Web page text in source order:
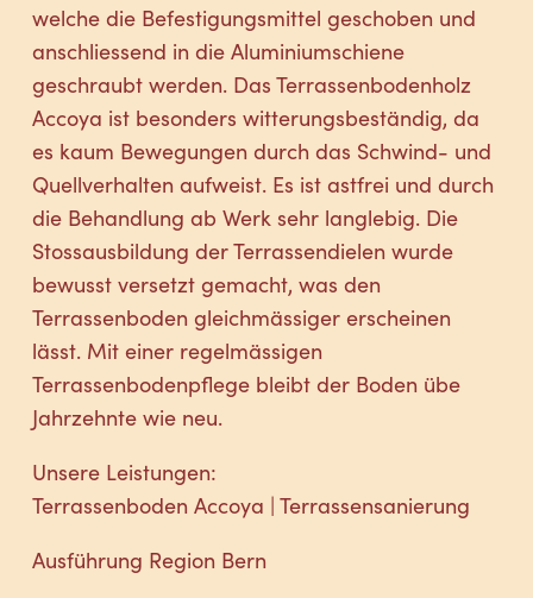
welche die Befestigungsmittel geschoben und
anschliessend in die Aluminiumschiene
geschraubt werden. Das Terrassenbodenholz
Accoya ist besonders witterungsbeständig, da
es kaum Bewegungen durch das Schwind- und
Quellverhalten aufweist. Es ist astfrei und durch
die Behandlung ab Werk sehr langlebig. Die
Stossausbildung der Terrassendielen wurde
bewusst versetzt gemacht, was den
Terrassenboden gleichmässiger erscheinen
lässt. Mit einer regelmässigen
Terrassenbodenpflege bleibt der Boden übe
Jahrzehnte wie neu.
Unsere Leistungen:
Terrassenboden Accoya | Terrassensanierung
Ausführung Region Bern